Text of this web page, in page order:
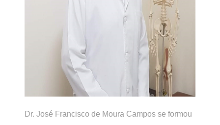
Dr. José Francisco de Moura Campos se formou